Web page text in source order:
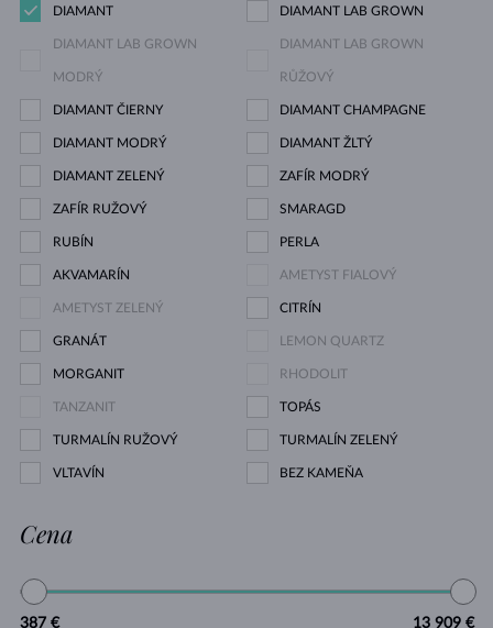
DIAMANT DIAMANT LAB GROWN
DIAMANT LAB GROWN
MODRÝ
DIAMANT LAB GROWN
RŮŽOVÝ
DIAMANT ČIERNY DIAMANT CHAMPAGNE
DIAMANT MODRÝ DIAMANT ŽLTÝ
DIAMANT ZELENÝ ZAFÍR MODRÝ
ZAFÍR RUŽOVÝ SMARAGD
RUBÍN PERLA
AKVAMARÍN AMETYST FIALOVÝ
AMETYST ZELENÝ CITRÍN
GRANÁT LEMON QUARTZ
MORGANIT RHODOLIT
TANZANIT TOPÁS
TURMALÍN RUŽOVÝ TURMALÍN ZELENÝ
VLTAVÍN BEZ KAMEŇA
Cena
387 € 13 909 €